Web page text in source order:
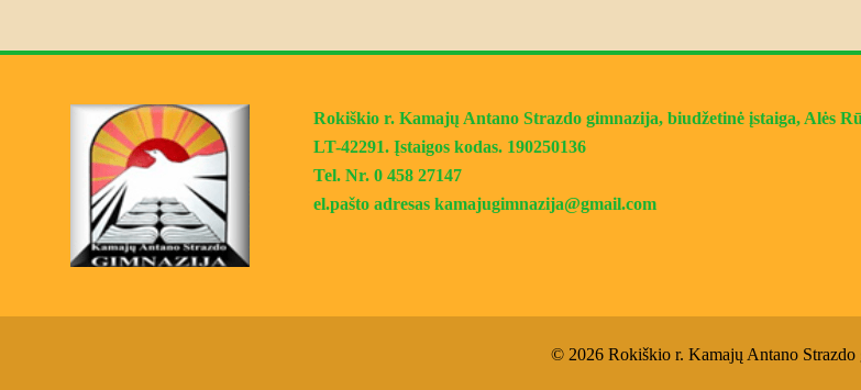
Rokiškio r. Kamajų Antano Strazdo gimnazija, biudžetinė įstaiga, Alės
LT-42291. Įstaigos kodas. 190250136
Tel. Nr. 0 458 27147
el.pašto adresas kamajugimnazija@gmail.com
© 2026 Rokiškio r. Kamajų Antano Strazdo